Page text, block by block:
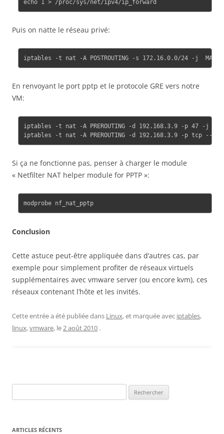
Puis on natte le réseau privé:
En renvoyant le port pptp et le protocole GRE vers notre
VM:
iptables -t nat -A PREROUTING -d 192.168.3.9 -p 47 -j
Si ça ne fonctionne pas, penser à charger le module
« Netfilter NAT helper module for PPTP »:
Conclusion
Cette astuce peut-être appliquée dans d’autres cas, par
exemple pour simplement profiter de réseaux virtuels
supplémentaires avec vmware server (ou encore kvm), ces
réseaux contenant l’hôte et les invités.
Cette entrée a été publiée dans Linux, et marquée avec iptables,
linux,vmware, le2 août 2010 .
ARTICLES RÉCENTS